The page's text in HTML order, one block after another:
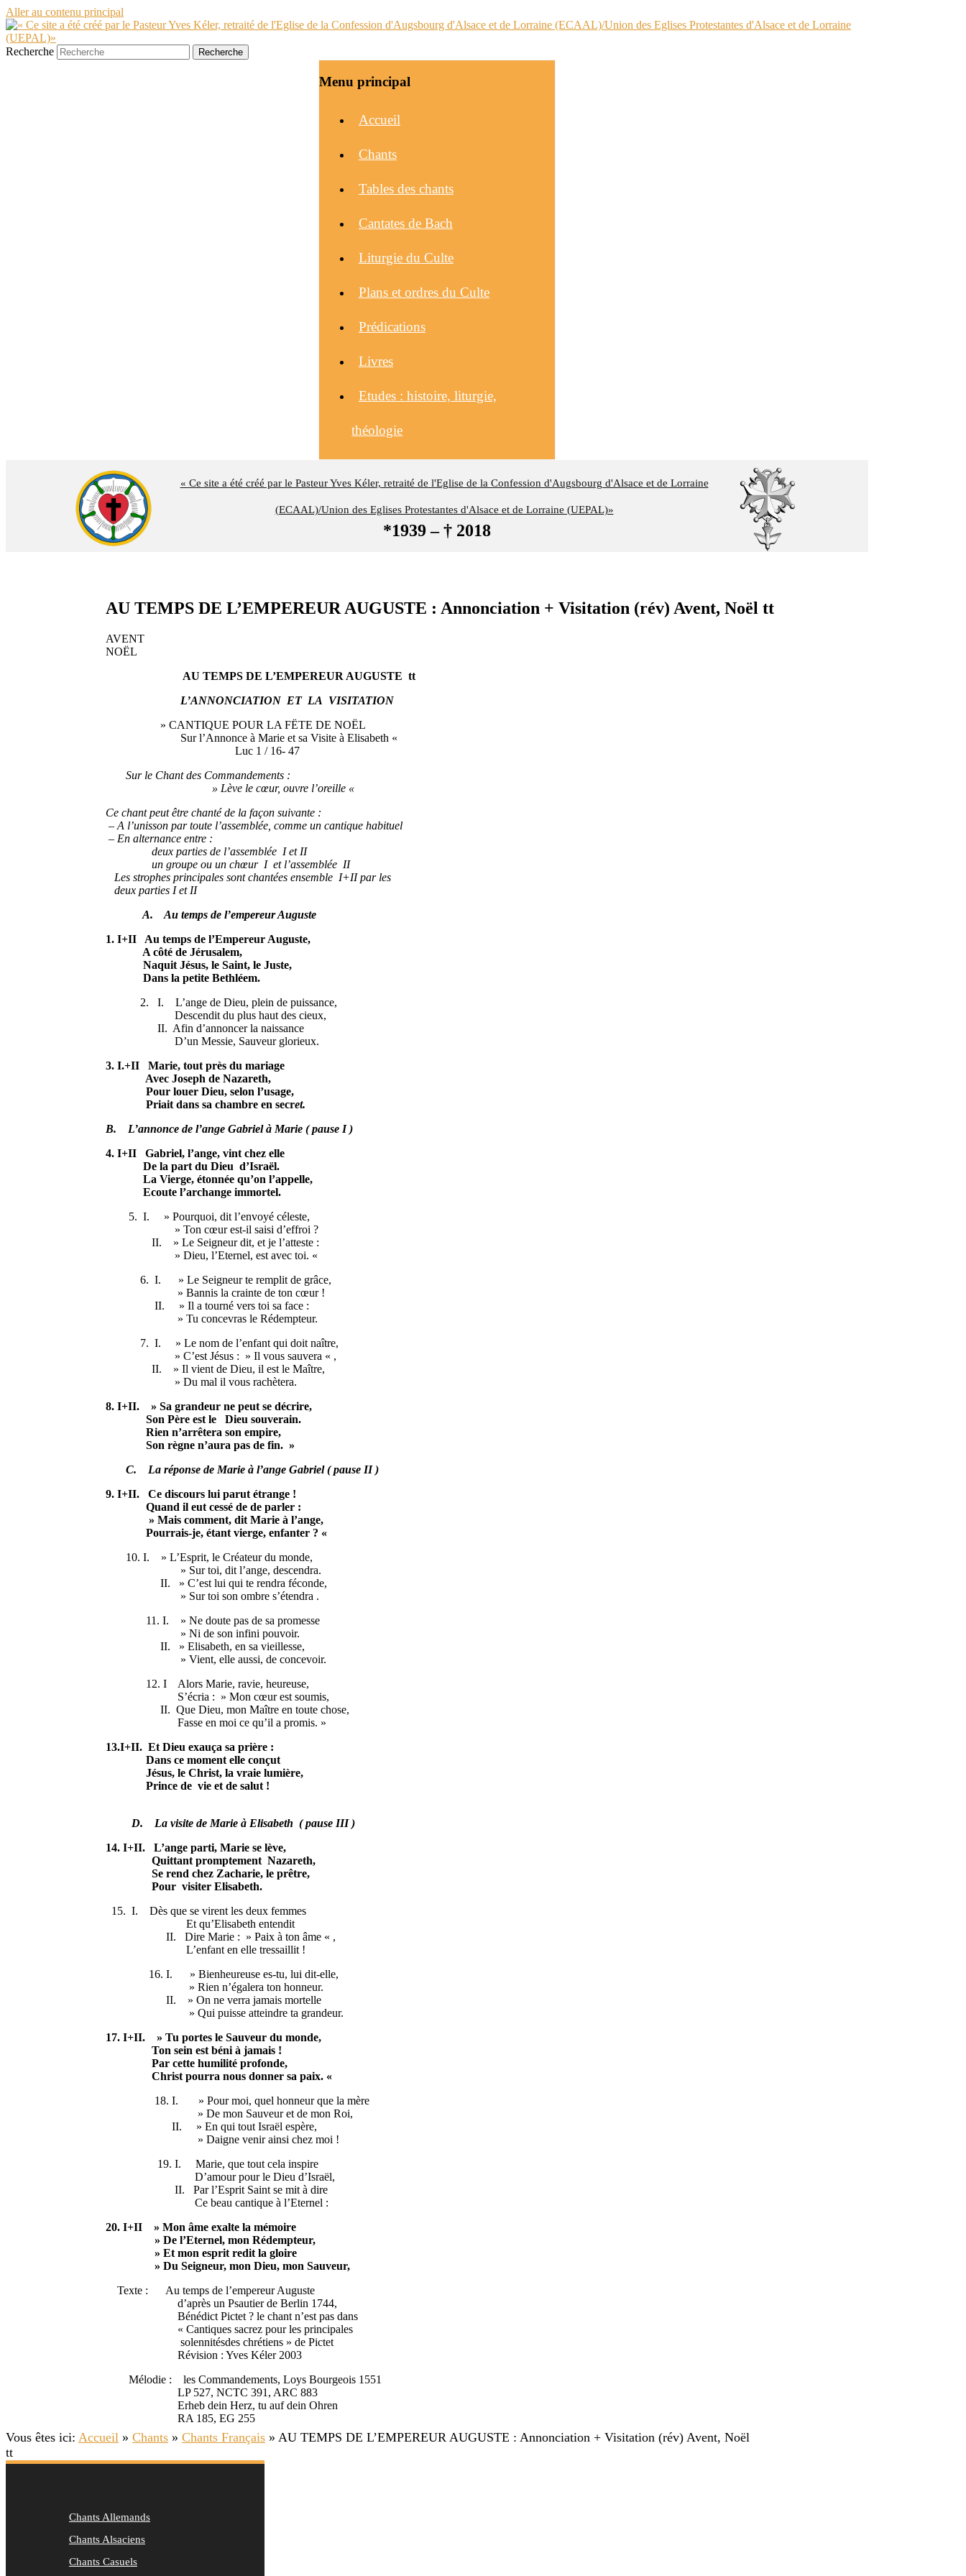
Aller au contenu principal
« Ce site a été créé par le Pasteur Yves Kéler, retraité de l'Eglise de la Confession d'Augsbourg d'Alsace et de Lorraine
(ECAAL)/Union des Eglises Protestantes d'Alsace et de Lorraine (UEPAL)»
*1939 – † 2018
Recherche
Menu principal
Accueil
Chants
Tables des chants
Cantates de Bach
Liturgie du Culte
Plans et ordres du Culte
Prédications
Livres
Etudes : histoire, liturgie,
théologie
AU TEMPS DE L’EMPEREUR AUGUSTE : Annonciation + Visitation (rév) Avent, Noël tt
AVENT
NOËL
AU TEMPS DE L’EMPEREUR AUGUSTE tt
L’ANNONCIATION ET LA VISITATION
» CANTIQUE POUR LA FËTE DE NOËL
Sur l’Annonce à Marie et sa Visite à Elisabeth «
Luc 1 / 16- 47
Sur le Chant des Commandements :
» Lève le cœur, ouvre l’oreille «
Ce chant peut être chanté de la façon suivante :
– A l’unisson par toute l’assemblée, comme un cantique habituel
– En alternance entre :
deux parties de l’assemblée I et II
un groupe ou un chœur I et l’assemblée II
Les strophes principales sont chantées ensemble I+II par les
deux parties I et II
A. Au temps de l’empereur Auguste
1. I+II Au temps de l’Empereur Auguste,
A côté de Jérusalem,
Naquit Jésus, le Saint, le Juste,
Dans la petite Bethléem.
2. I. L’ange de Dieu, plein de puissance,
Descendit du plus haut des cieux,
II. Afin d’annoncer la naissance
D’un Messie, Sauveur glorieux.
3. I.+II Marie, tout près du mariage
Avec Joseph de Nazareth,
Pour louer Dieu, selon l’usage,
Priait dans sa chambre en secret.
B. L’annonce de l’ange Gabriel à Marie ( pause I )
4. I+II Gabriel, l’ange, vint chez elle
De la part du Dieu d’Israël.
La Vierge, étonnée qu’on l’appelle,
Ecoute l’archange immortel.
5. I. » Pourquoi, dit l’envoyé céleste,
» Ton cœur est-il saisi d’effroi ?
II. » Le Seigneur dit, et je l’atteste :
» Dieu, l’Eternel, est avec toi. «
6. I. » Le Seigneur te remplit de grâce,
» Bannis la crainte de ton cœur !
II. » Il a tourné vers toi sa face :
» Tu concevras le Rédempteur.
7. I. » Le nom de l’enfant qui doit naître,
» C’est Jésus : » Il vous sauvera « ,
II. » Il vient de Dieu, il est le Maître,
» Du mal il vous rachètera.
8. I+II. » Sa grandeur ne peut se décrire,
Son Père est le Dieu souverain.
Rien n’arrêtera son empire,
Son règne n’aura pas de fin. »
C. La réponse de Marie à l’ange Gabriel ( pause II )
9. I+II. Ce discours lui parut étrange !
Quand il eut cessé de de parler :
» Mais comment, dit Marie à l’ange,
Pourrais-je, étant vierge, enfanter ? «
10. I. » L’Esprit, le Créateur du monde,
» Sur toi, dit l’ange, descendra.
II. » C’est lui qui te rendra féconde,
» Sur toi son ombre s’étendra .
11. I. » Ne doute pas de sa promesse
» Ni de son infini pouvoir.
II. » Elisabeth, en sa vieillesse,
» Vient, elle aussi, de concevoir.
12. I Alors Marie, ravie, heureuse,
S’écria : » Mon cœur est soumis,
II. Que Dieu, mon Maître en toute chose,
Fasse en moi ce qu’il a promis. »
13.I+II. Et Dieu exauça sa prière :
Dans ce moment elle conçut
Jésus, le Christ, la vraie lumière,
Prince de vie et de salut !
D. La visite de Marie à Elisabeth ( pause III )
14. I+II. L’ange parti, Marie se lève,
Quittant promptement Nazareth,
Se rend chez Zacharie, le prêtre,
Pour visiter Elisabeth.
15. I. Dès que se virent les deux femmes
Et qu’Elisabeth entendit
II. Dire Marie : » Paix à ton âme « ,
L’enfant en elle tressaillit !
16. I. » Bienheureuse es-tu, lui dit-elle,
» Rien n’égalera ton honneur.
II. » On ne verra jamais mortelle
» Qui puisse atteindre ta grandeur.
17. I+II. » Tu portes le Sauveur du monde,
Ton sein est béni à jamais !
Par cette humilité profonde,
Christ pourra nous donner sa paix. «
18. I. » Pour moi, quel honneur que la mère
» De mon Sauveur et de mon Roi,
II. » En qui tout Israël espère,
» Daigne venir ainsi chez moi !
19. I. Marie, que tout cela inspire
D’amour pour le Dieu d’Israël,
II. Par l’Esprit Saint se mit à dire
Ce beau cantique à l’Eternel :
20. I+II » Mon âme exalte la mémoire
» De l’Eternel, mon Rédempteur,
» Et mon esprit redit la gloire
» Du Seigneur, mon Dieu, mon Sauveur,
Texte : Au temps de l’empereur Auguste
d’après un Psautier de Berlin 1744,
Bénédict Pictet ? le chant n’est pas dans
« Cantiques sacrez pour les principales
solennitésdes chrétiens » de Pictet
Révision : Yves Kéler 2003
Mélodie : les Commandements, Loys Bourgeois 1551
LP 527, NCTC 391, ARC 883
Erheb dein Herz, tu auf dein Ohren
RA 185, EG 255
Vous êtes ici: Accueil » Chants » Chants Français » AU TEMPS DE L’EMPEREUR AUGUSTE : Annonciation + Visitation (rév) Avent, Noël
tt
Chants Allemands
Chants Alsaciens
Chants Casuels